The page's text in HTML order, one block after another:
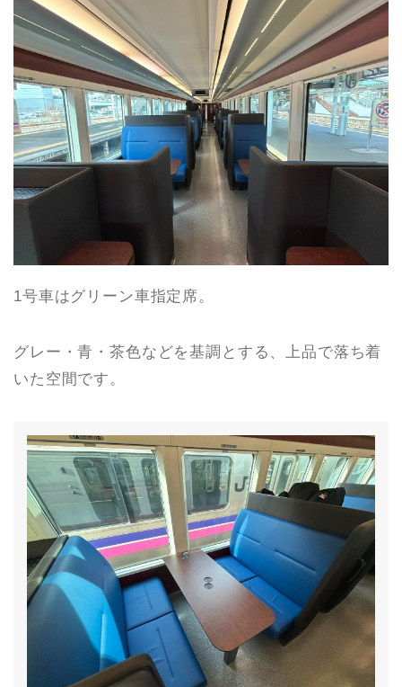
1号車はグリーン車指定席。
グレー・青・茶色などを基調とする、上品で落ち着
いた空間です。